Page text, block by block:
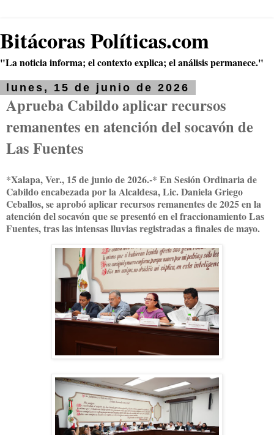
Bitácoras Políticas.com
"La noticia informa; el contexto explica; el análisis permanece."
lunes, 15 de junio de 2026
Aprueba Cabildo aplicar recursos
remanentes en atención del socavón de
Las Fuentes
*Xalapa, Ver., 15 de junio de 2026.-* En Sesión Ordinaria de
Cabildo encabezada por la Alcaldesa, Lic. Daniela Griego
Ceballos, se aprobó aplicar recursos remanentes de 2025 en la
atención del socavón que se presentó en el fraccionamiento Las
Fuentes, tras las intensas lluvias registradas a finales de mayo.